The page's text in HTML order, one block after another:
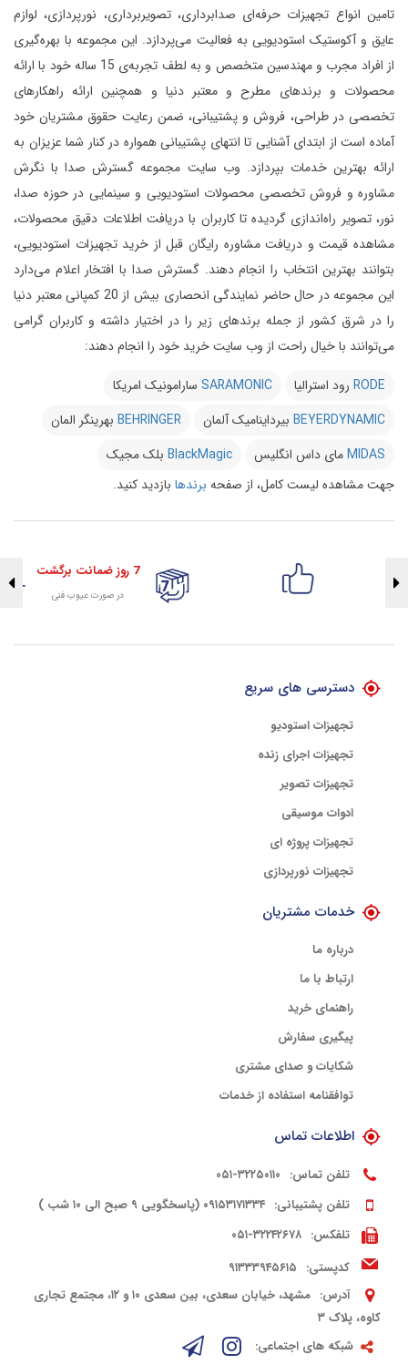
تامین انواع تجهیزات حرفه‌ای صدابرداری، تصویربرداری، نورپردازی، لوازم
عایق و آکوستیک استودیویی به فعالیت می‌پردازد. این مجموعه با بهره‌گیری
از افراد مجرب و مهندسین متخصص و به لطف تجربه‌ی 15 ساله خود با ارائه
محصولات و برندهای مطرح و معتبر دنیا و همچنین ارائه راهکارهای
تخصصی در طراحی، فروش و پشتیبانی، ضمن رعایت حقوق مشتریان خود
آماده است از ابتدای آشنایی تا انتهای پشتیبانی همواره در کنار شما عزیزان به
ارائه بهترین خدمات بپردازد. وب سایت مجموعه گسترش صدا با نگرش
مشاوره و فروش تخصصی محصولات استودیویی و سینمایی در حوزه صدا،
نور، تصویر راه‌اندازی گردیده تا کاربران با دریافت اطلاعات دقیق محصولات،
مشاهده قیمت و دریافت مشاوره رایگان قبل از خرید تجهیزات استودیویی،
بتوانند بهترین انتخاب را انجام دهند. گسترش صدا با افتخار اعلام می‌دارد
این مجموعه در حال حاضر نمایندگی انحصاری بیش از 20 کمپانی معتبر دنیا
را در شرق کشور از جمله برندهای زیر را در اختیار داشته و کاربران گرامی
می‌توانند با خیال راحت از وب سایت خرید خود را انجام دهند:
RODE رود استرالیا SARAMONIC سارامونیک امریکا
BEYERDYNAMIC بیرداینامیک آلمان BEHRINGER بهرینگر المان
MIDASمای داس انگلیس BlackMagic بلک مجیک
جهت مشاهده لیست کامل، از صفحه برندها بازدید کنید.
7 روز ضمانت برگشت
در صورت عیوب فنی
دسترسی های سریع
تجهیزات استودیو
تجهیزات اجرای زنده
تجهیزات تصویر
ادوات موسیقی
تجهیزات پروژه ای
تجهیزات نورپردازی
خدمات مشتریان
درباره ما
ارتباط با ما
راهنمای خرید
پیگیری سفارش
شکایات و صدای مشتری
توافقنامه استفاده از خدمات
اطلاعات تماس
تلفن تماس: ۳۲۲۵۰۱۱۰-۰۵۱
تلفن پشتیبانی: ۰۹۱۵۳۱۷۱۳۳۴ (پاسخگویی ۹ صبح الی ۱۰ شب )
تلفکس: ۳۲۲۴۲۶۷۸-۰۵۱
کدپستی: ۹۱۳۳۳۹۴۵۶۱۵
آدرس:
مشهد، خیابان سعدی، بین سعدی ۱۰ و ۱۲، مجتمع تجاری
کاوه، پلاک ۳
شبکه های اجتماعی: